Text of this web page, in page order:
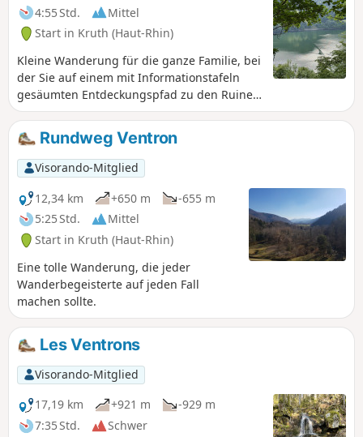
4:55 Std.
Mittel
Start in Kruth (Haut-Rhin)
Kleine Wanderung für die ganze Familie, bei
der Sie auf einem mit Informationstafeln
gesäumten Entdeckungspfad zu den Ruinen
des Schlosses Wildenstein hinaufsteigen
können. Auf dem Rückweg erwartet Sie die
Seerundwanderung, und bei Ihrer Ankunft
können Sie die Ruhe des Ortes bei einer
kleinen Tretbootfahrt genießen oder, für die
Sportlicheren, einen Spaziergang zwischen
den Bäumen im Kletterpark direkt neben
dem Parkplatz machen.
Rundweg Ventron
Visorando-Mitglied
12,34 km
+650 m
-655 m
5:25 Std.
Mittel
Start in Kruth (Haut-Rhin)
Eine tolle Wanderung, die jeder
Wanderbegeisterte auf jeden Fall
machen sollte.
Les Ventrons
Visorando-Mitglied
17,19 km
+921 m
-929 m
7:35 Std.
Schwer